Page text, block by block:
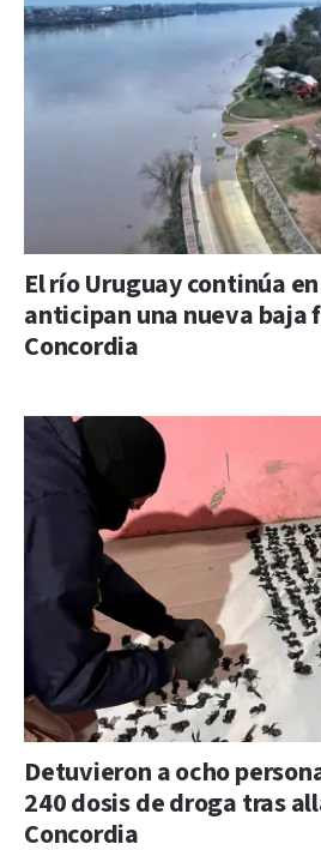
El río Uruguay continúa
anticipan una nueva baja
Concordia
Detuvieron a ocho
240 dosis de droga tras
Concordia